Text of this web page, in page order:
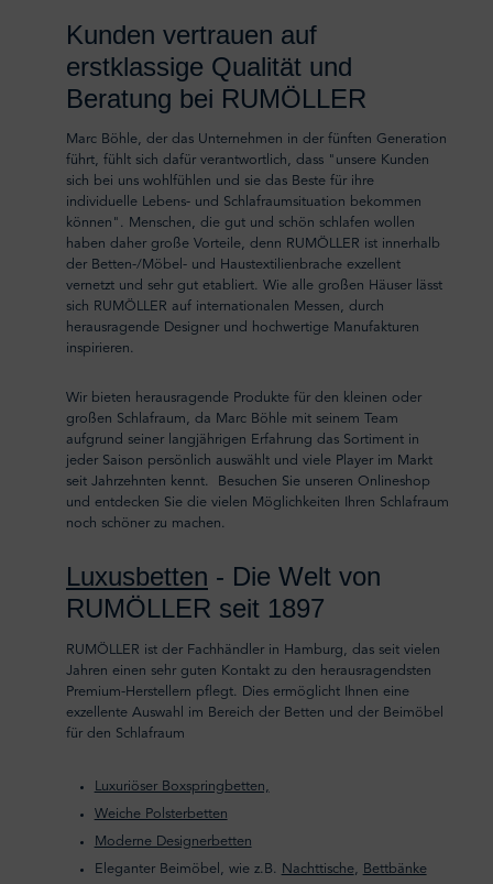
Kunden vertrauen auf
erstklassige Qualität und
Beratung bei RUMÖLLER
Marc Böhle, der das Unternehmen in der fünften Generation
führt, fühlt sich dafür verantwortlich, dass "unsere Kunden
sich bei uns wohlfühlen und sie das Beste für ihre
individuelle Lebens- und Schlafraumsituation bekommen
können". Menschen, die gut und schön schlafen wollen
haben daher große Vorteile, denn RUMÖLLER ist innerhalb
der Betten-/Möbel- und Haustextilienbrache exzellent
vernetzt und sehr gut etabliert. Wie alle großen Häuser lässt
sich RUMÖLLER auf internationalen Messen, durch
herausragende Designer und hochwertige Manufakturen
inspirieren.
Wir bieten herausragende Produkte für den kleinen oder
großen Schlafraum, da Marc Böhle mit seinem Team
aufgrund seiner langjährigen Erfahrung das Sortiment in
jeder Saison persönlich auswählt und viele Player im Markt
seit Jahrzehnten kennt. Besuchen Sie unseren Onlineshop
und entdecken Sie die vielen Möglichkeiten Ihren Schlafraum
noch schöner zu machen.
Luxusbetten - Die Welt von
RUMÖLLER seit 1897
RUMÖLLER ist der Fachhändler in Hamburg, das seit vielen
Jahren einen sehr guten Kontakt zu den herausragendsten
Premium-Herstellern pflegt. Dies ermöglicht Ihnen eine
exzellente Auswahl im Bereich der Betten und der Beimöbel
für den Schlafraum
Luxuriöser Boxspringbetten,
Weiche Polsterbetten
Moderne Designerbetten
Eleganter Beimöbel, wie z.B. Nachttische, Bettbänke